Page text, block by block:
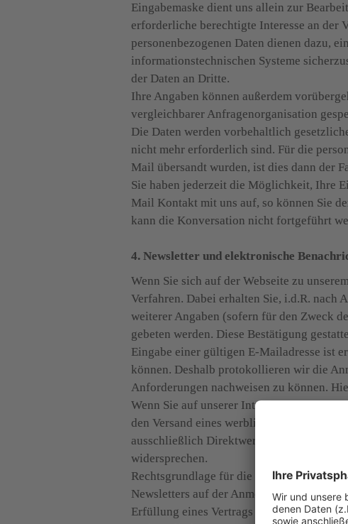
Eingabemaske dient uns allein zur
erforderliche berechtigte Interesse an der
personenbezogenen Daten dienen dazu,
informationstechnischen Systeme
der Daten an Dritte.
Ihre Angaben können außerdem
vergleichbarer Anfragenorganisation
Die Daten werden vorbehaltlich
nicht mehr erforderlich sind. Für die
Mail übersandt wurden, ist dies dann der
Sie haben jederzeit die Möglichkeit, Ihre
Mail Kontakt mit uns auf, so können Sie
kann die Konversation nicht fortgeführt
4. Newsletter und elektronische
Wenn Sie sich auf der Webseite zu
Verfahren. Dabei erhalten Sie, i.d.R. nach
weiterer Angaben (sofern für den Zweck
gebeten werden. Diese Bestätigung
Eingabe einer gültigen E-Mailadresse ist
können. Deshalb protokollieren wir die
Anforderungen nachweisen zu können.
Wenn Sie auf unserer Internetseite
den Versand eines werblichen
ausschließlich Direktwerbung für eigene
widersprechen.
Rechtsgrundlage für die Verarbeitung
Newsletters auf der Anmeldeseite
Erfüllung eines Vertrags oder der